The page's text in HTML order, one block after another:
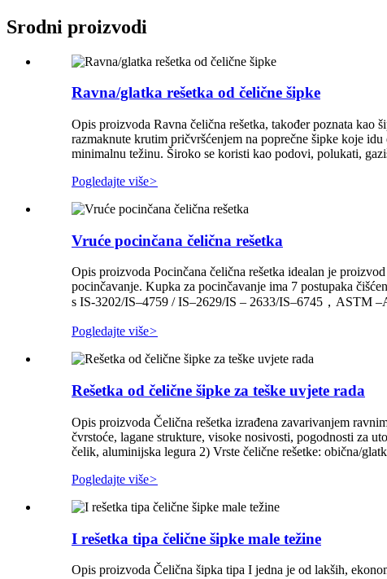
Srodni proizvodi
Ravna/glatka rešetka od čelične šipke
Opis proizvoda Ravna čelična rešetka, također poznata kao
razmaknute krutim pričvršćenjem na poprečne šipke koje
minimalnu težinu. Široko se koristi kao podovi, polukati,
Pogledajte više>
Vruće pocinčana čelična rešetka
Opis proizvoda Pocinčana čelična rešetka idealan je
pocinčavanje. Kupka za pocinčavanje ima 7 postupaka
s IS-3202/IS–4759 / IS–2629/IS – 2633/IS–6745，ASTM
Pogledajte više>
Rešetka od čelične šipke za teške uvjete rada
Opis proizvoda Čelična rešetka izrađena zavarivanjem
čvrstoće, lagane strukture, visoke nosivosti, pogodnosti za
čelik, aluminijska legura 2) Vrste čelične rešetke: obična/
Pogledajte više>
I rešetka tipa čelične šipke male težine
Opis proizvoda Čelična šipka tipa I jedna je od lakših,